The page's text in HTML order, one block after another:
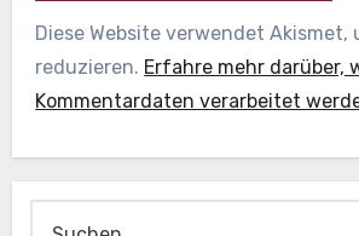
Diese Website verwendet Akismet,
reduzieren. Erfahre mehr darüber,
Kommentardaten verarbeitet